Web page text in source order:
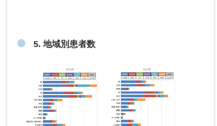
5. 地域別患者数